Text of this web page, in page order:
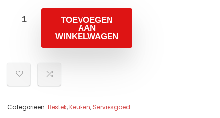
TOEVOEGEN
AAN
WINKELWAGEN
Categorieën: Bestek,Keuken, Serviesgoed